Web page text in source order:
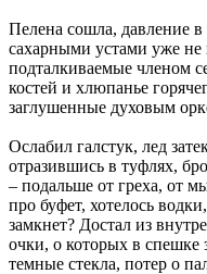
Пелена сошла, давление
сахарными устами уже не
подталкиваемые членом
костей и хлюпанье
заглушенные духовым
Ослабил галстук, лед
отразившись в туфлях,
– подальше от греха, от
про буфет, хотелось
замкнет? Достал из
очки, о которых в
темные стекла, потер о